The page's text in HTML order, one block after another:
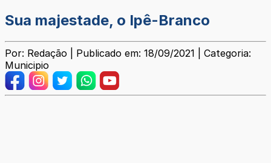
Sua majestade, o Ipê-Branco
Por: Redação | Publicado em: 18/09/2021 | Categoria:
Municipio